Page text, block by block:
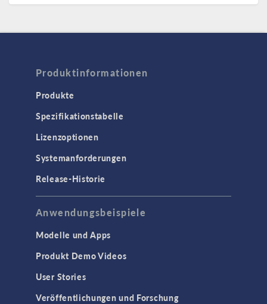
Produktinformationen
Produkte
Spezifikationstabelle
Lizenzoptionen
Systemanforderungen
Release-Historie
Anwendungsbeispiele
Modelle und Apps
Produkt Demo Videos
User Stories
Veröffentlichungen und Forschung